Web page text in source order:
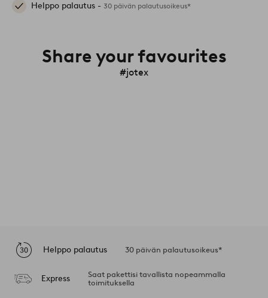
Helppo palautus - 30 päivän palautusoikeus*
Share your favourites
#jotex
Helppo palautus 30 päivän palautusoikeus*
Express
Saat pakettisi tavallista nopeammalla
toimituksella